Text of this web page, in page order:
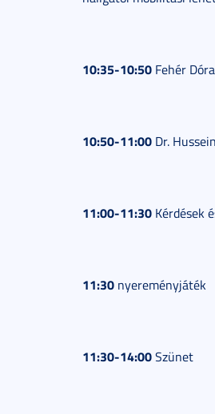
10:35-10:50 Fehér
10:50-11:00 Dr.
11:00-11:30 Kérdések
11:30 nyereményjáték
11:30-14:00Szünet